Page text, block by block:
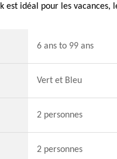
idéal pour les vacances,
6 ans to 99 ans
Vert et Bleu
2 personnes
2 personnes